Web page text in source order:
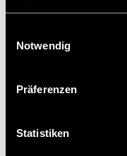
Notwendig
Präferenzen
Statistiken
Kondensatoren
Viele der